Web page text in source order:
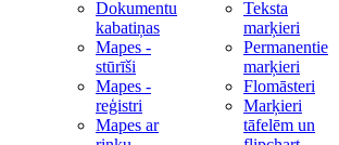
Dokumentu
kabatiņas
Mapes -
stūrīši
Mapes -
reģistri
Mapes ar
Teksta
marķieri
Permanentie
marķieri
Flomāsteri
Marķieri
tāfelēm un